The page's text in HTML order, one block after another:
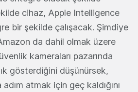
cihaz, Apple Intelligence
bir şekilde çalışacak. Şimdiye
da dahil olmak üzere
kameraları pazarında
gösterdiğini düşünürsek,
atmak için geç kaldığını